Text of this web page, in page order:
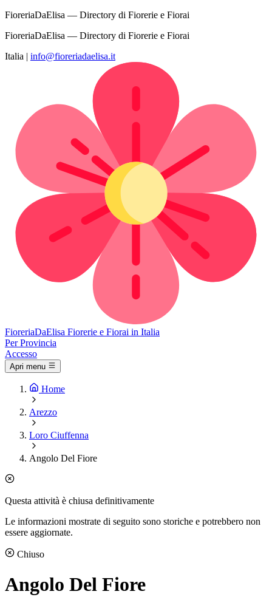
FioreriaDaElisa — Directory di Fiorerie e Fiorai
FioreriaDaElisa — Directory di Fiorerie e Fiorai
Italia | info@fioreriadaelisa.it
FioreriaDaElisa Fiorerie e Fiorai in Italia
Per Provincia
Accesso
Apri menu
Home
Arezzo
Loro Ciuffenna
Angolo Del Fiore
Questa attività è chiusa definitivamente
Le informazioni mostrate di seguito sono storiche e potrebbero non
essere aggiornate.
Chiuso
Angolo Del Fiore